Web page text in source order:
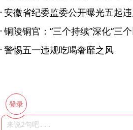
铜陵铜官：“三个持续”深化“三
警惕五一违规吃喝奢靡之风
登录